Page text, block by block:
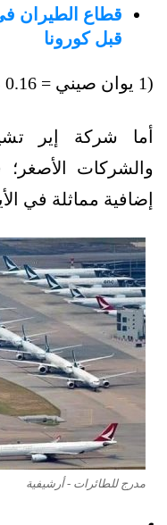
قطاع الطيران
قبل كورونا
(1 يوان صيني = 0.16 دولارًا أميركيًا)
أما شركة إير
والشركات
إضافية مماثلة في
مدرج للطائرات - أرشيفية